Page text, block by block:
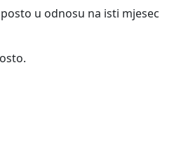
u odnosu na isti mjesec